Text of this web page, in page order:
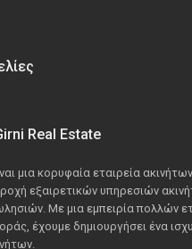
Real Estate
μια κορυφαία εταιρεία
εξαιρετικών υπηρεσιών
Με μια εμπειρία πολλών
έχουμε δημιουργήσει ένα